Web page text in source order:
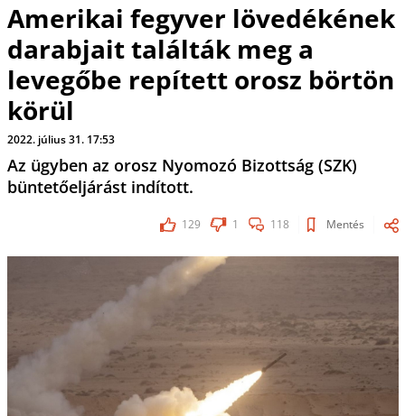
Amerikai fegyver lövedékének
darabjait találták meg a
levegőbe repített orosz börtön
körül
2022. július 31. 17:53
Az ügyben az orosz Nyomozó Bizottság (SZK)
büntetőeljárást indított.
129 1 118 Mentés